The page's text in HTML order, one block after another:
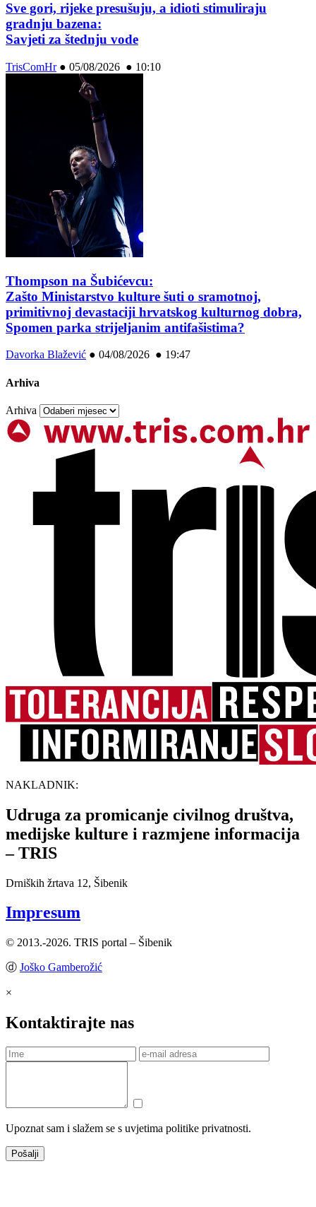
Sve gori, rijeke presušuju, a idioti stimuliraju
gradnju bazena:
Savjeti za štednju vode
TrisComHr● 05/08/2026 ● 10:10
Thompson na Šubićevcu:
Zašto Ministarstvo kulture šuti o sramotnoj,
primitivnoj devastaciji hrvatskog kulturnog dobra,
Spomen parka strijeljanim antifašistima?
Davorka Blažević ● 04/08/2026 ● 19:47
Arhiva
Arhiva
NAKLADNIK:
Udruga za promicanje civilnog društva,
medijske kulture i razmjene informacija
– TRIS
Drniških žrtava 12, Šibenik
Impresum
© 2013.-2026. TRIS portal – Šibenik
ⓓ Joško Gamberožić
×
Kontaktirajte nas
Upoznat sam i slažem se s uvjetima politike privatnosti.
Pošalji